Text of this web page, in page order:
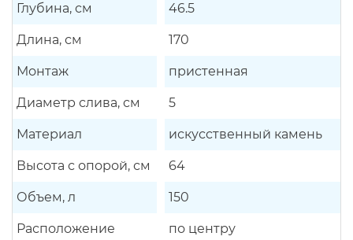
Глубина, см 46.5
Длина, см 170
Монтаж пристенная
Диаметр слива, см 5
Материал искусственный камень
Высота с опорой, см 64
Объем, л 150
Расположение
по центру